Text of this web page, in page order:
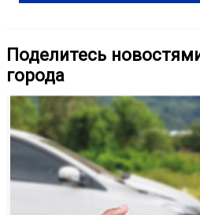
Поделитесь
города